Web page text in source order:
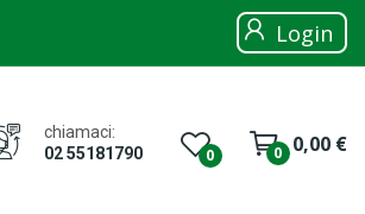
Login
chiamaci:
02 55181790
0 0,00 €
0